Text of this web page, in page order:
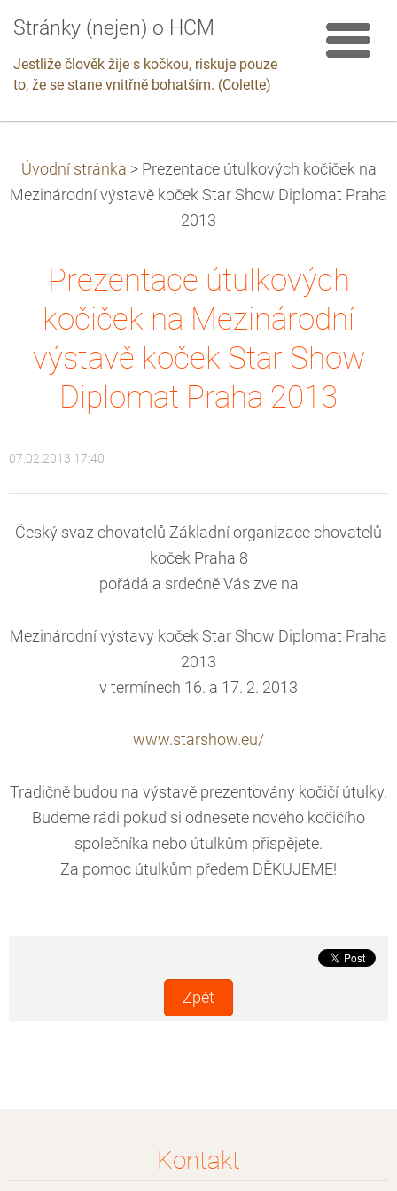
Stránky (nejen) o HCM
Jestliže člověk žije s kočkou, riskuje pouze
to, že se stane vnitřně bohatším. (Colette)
Úvodní stránka > Prezentace útulkových kočiček na
Mezinárodní výstavě koček Star Show Diplomat Praha
2013
Prezentace útulkových
kočiček na Mezinárodní
výstavě koček Star Show
Diplomat Praha 2013
07.02.2013 17:40
Český svaz chovatelů Základní organizace chovatelů
koček Praha 8
pořádá a srdečně Vás zve na
Mezinárodní výstavy koček Star Show Diplomat Praha
2013
v termínech 16. a 17. 2. 2013
www.starshow.eu/
Tradičně budou na výstavě prezentovány kočičí útulky.
Budeme rádi pokud si odnesete nového kočičího
společníka nebo útulkům přispějete.
Za pomoc útulkům předem DĚKUJEME!
Zpět
Kontakt